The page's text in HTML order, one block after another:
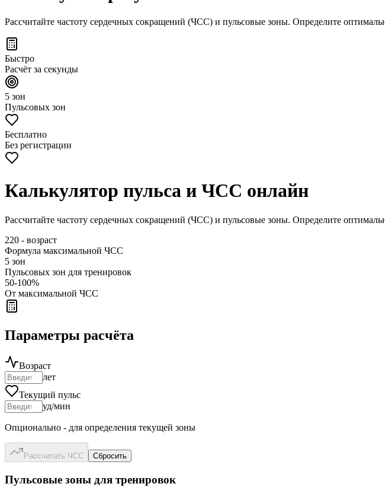
Рассчитайте частоту сердечных сокращений (ЧСС) и пульсовые зоны. Определите
Быстро
Расчёт за секунды
5 зон
Пульсовых зон
Бесплатно
Без регистрации
Калькулятор пульса и ЧСС онлайн
Рассчитайте частоту сердечных сокращений (ЧСС) и пульсовые зоны. Определите
220 - возраст
Формула максимальной ЧСС
5 зон
Пульсовых зон для тренировок
50-100%
От максимальной ЧСС
Параметры расчёта
Возраст
лет
Текущий пульс
уд/мин
Опционально - для определения текущей зоны
Рассчитать ЧСС Сбросить
Пульсовые зоны для тренировок